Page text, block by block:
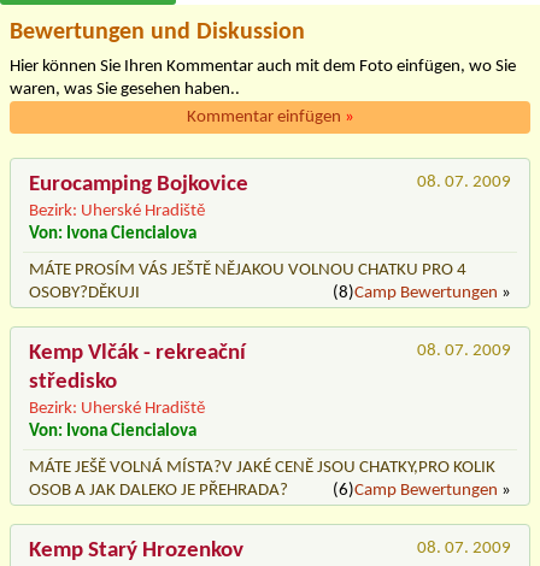
Bewertungen und Diskussion
Hier können Sie Ihren Kommentar auch mit dem Foto einfügen, wo Sie
waren, was Sie gesehen haben..
Kommentar einfügen »
Eurocamping Bojkovice
Bezirk: Uherské Hradiště
08. 07. 2009
Von: Ivona Ciencialova
MÁTE PROSÍM VÁS JEŠTĚ NĚJAKOU VOLNOU CHATKU PRO 4
OSOBY?DĚKUJI
(8)Camp Bewertungen »
Kemp Vlčák - rekreační
středisko
Bezirk: Uherské Hradiště
08. 07. 2009
Von: Ivona Ciencialova
MÁTE JEŠĚ VOLNÁ MÍSTA?V JAKÉ CENĚ JSOU CHATKY,PRO KOLIK
OSOB A JAK DALEKO JE PŘEHRADA?
(6)Camp Bewertungen »
Kemp Starý Hrozenkov 08. 07. 2009